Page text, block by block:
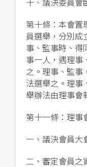
十、議決委員會
第十條：本會置
員選舉，分別成
事、監事時、得
事一人，遇理事
之。理事、監事
法選舉之。理事
舉辦法由理事會
第十一條：理事
一、議決會員大
二、審定會員之